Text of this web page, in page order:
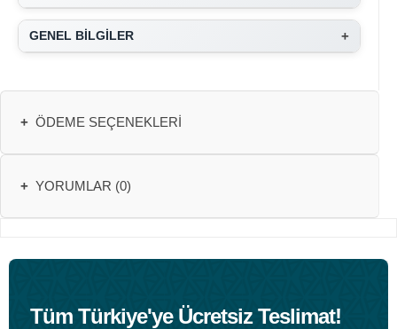
GENEL BİLGİLER +
+ ÖDEME SEÇENEKLERI
+ YORUMLAR (0)
Tüm Türkiye'ye Ücretsiz Teslimat!